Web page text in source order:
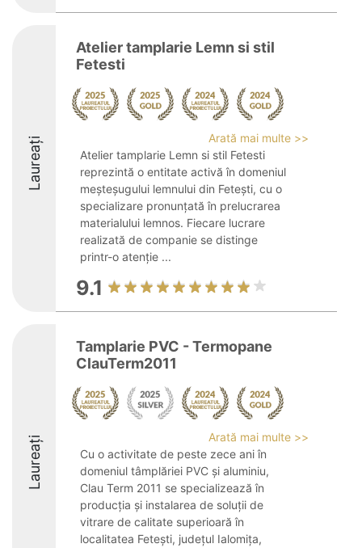
Laureați
Atelier tamplarie Lemn si stil
Fetesti
Arată mai multe >>
Atelier tamplarie Lemn si stil Fetesti
reprezintă o entitate activă în domeniul
meșteșugului lemnului din Fetești, cu o
specializare pronunțată în prelucrarea
materialului lemnos. Fiecare lucrare
realizată de companie se distinge
printr-o atenție ...
9.1
Laureați
Tamplarie PVC - Termopane
ClauTerm2011
Arată mai multe >>
Cu o activitate de peste zece ani în
domeniul tâmplăriei PVC și aluminiu,
Clau Term 2011 se specializează în
producția și instalarea de soluții de
vitrare de calitate superioară în
localitatea Fetești, județul Ialomița,